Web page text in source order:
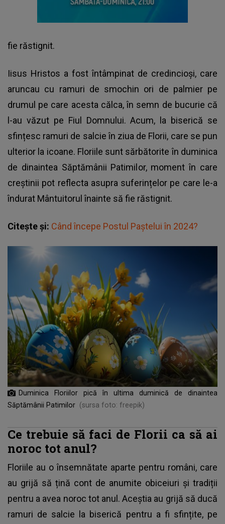
fie răstignit.
Iisus Hristos a fost întâmpinat de credincioși, care
aruncau cu ramuri de smochin ori de palmier pe
drumul pe care acesta călca, în semn de bucurie că
l-au văzut pe Fiul Domnului. Acum, la biserică se
sfințesc ramuri de salcie în ziua de Florii, care se pun
ulterior la icoane. Floriile sunt sărbătorite în duminica
de dinaintea Săptămânii Patimilor, moment în care
creștinii pot reflecta asupra suferințelor pe care le-a
îndurat Mântuitorul înainte să fie răstignit.
Citește și: Când începe Postul Paștelui în 2024?
Duminica Floriilor pică în ultima duminică de dinaintea
Săptămânii Patimilor (sursa foto: freepik)
Ce trebuie să faci de Florii ca să ai
noroc tot anul?
Floriile au o însemnătate aparte pentru români, care
au grijă să țină cont de anumite obiceiuri și tradiții
pentru a avea noroc tot anul. Aceștia au grijă să ducă
ramuri de salcie la biserică pentru a fi sfințite, pe